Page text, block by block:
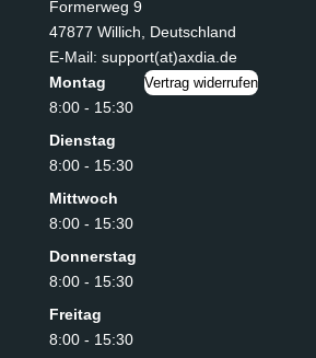
Formerweg 9
47877 Willich
Deutschland
E-Mail: support(at)axdia.de
Montag
8:00 - 15:30
Dienstag
8:00 - 15:30
Mittwoch
8:00 - 15:30
Donnerstag
8:00 - 15:30
Freitag
8:00 - 15:30
Vertrag widerrufen